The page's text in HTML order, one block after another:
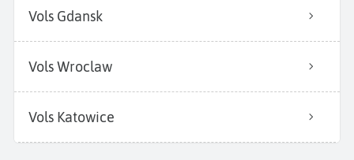
Vols Gdansk
Vols Wroclaw
Vols Katowice